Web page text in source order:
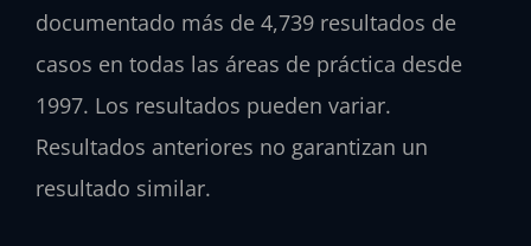
documentado más de 4,739 resultados de
casos en todas las áreas de práctica desde
1997. Los resultados pueden variar.
Resultados anteriores no garantizan un
resultado similar.